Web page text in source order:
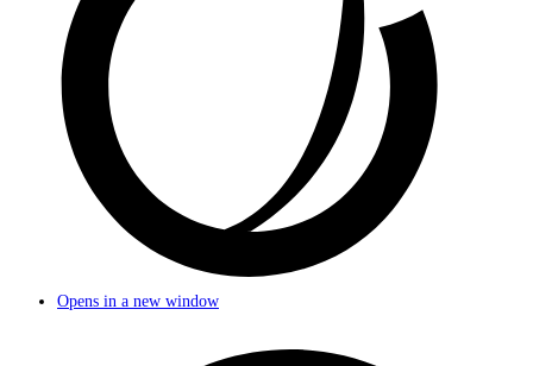
Opens in a new window